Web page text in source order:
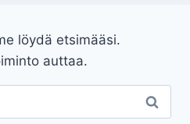
löydä etsimääsi.
auttaa.